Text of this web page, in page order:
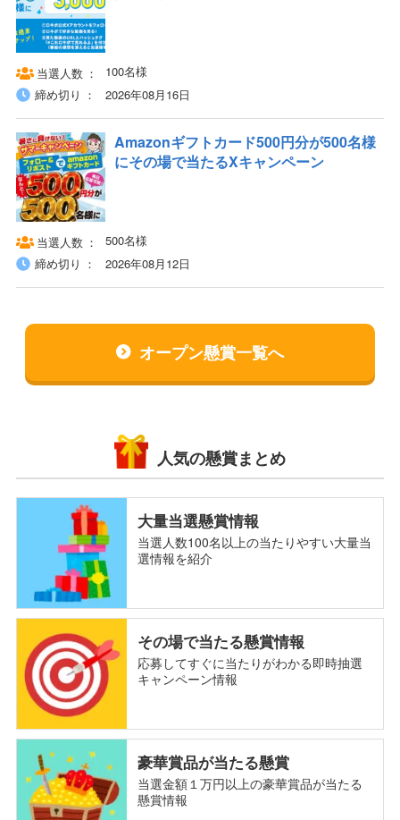
当選人数
100名様
締め切り
2026年08月16日
Amazonギフトカード500円分が500名様
にその場で当たるXキャンペーン
当選人数
500名様
締め切り
2026年08月12日
オープン懸賞一覧へ
人気の懸賞まとめ
大量当選懸賞情報
当選人数100名以上の当たりやすい大量当
選情報を紹介
その場で当たる懸賞情報
応募してすぐに当たりがわかる即時抽選
キャンペーン情報
豪華賞品が当たる懸賞
当選金額１万円以上の豪華賞品が当たる
懸賞情報